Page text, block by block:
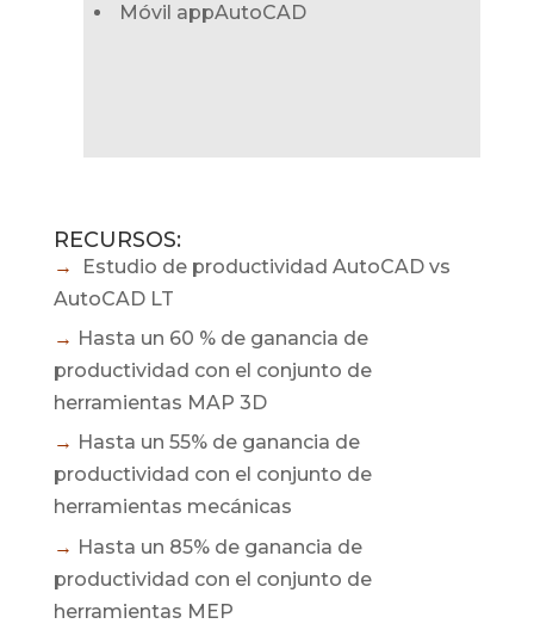
Móvil appAutoCAD
RECURSOS:
→
Estudio de productividad AutoCAD vs
AutoCAD LT
→ Hasta un 60 % de ganancia de
productividad con el conjunto de
herramientas MAP 3D
→ Hasta un 55% de ganancia de
productividad con el conjunto de
herramientas mecánicas
→ Hasta un 85% de ganancia de
productividad con el conjunto de
herramientas MEP